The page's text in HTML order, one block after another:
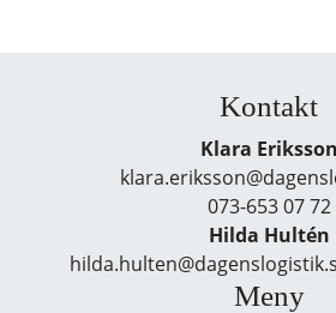
Kontakt
Klara Eriksson
073-653 07 72
Hilda Hultén
Meny